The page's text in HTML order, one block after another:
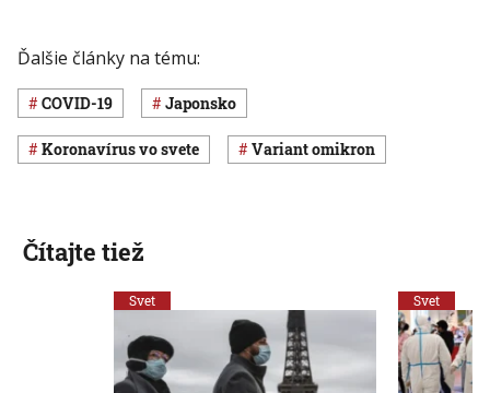
Ďalšie články na tému:
COVID-19 Japonsko
koronavírus vo svete variant omikron
Čítajte tiež
Svet Svet